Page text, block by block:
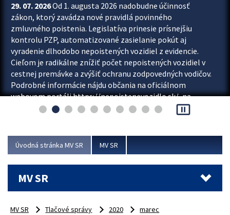
29. 07. 2026Od 1. augusta 2026 nadobudne účinnosť
zákon, ktorý zavádza nové pravidlá povinného
zmluvného poistenia. Legislatíva prinesie prísnejšiu
kontrolu PZP, automatizované zasielanie pokút aj
vyradenie dlhodobo nepoistených vozidiel z evidencie.
Cieľom je radikálne znížiť počet nepoistených vozidiel v
cestnej premávke a zvýšiť ochranu zodpovedných vodičov.
Podrobné informácie nájdu občania na oficiálnom
webovom portáli https://nepoistenevozidlo.sk/, na
ktorom od augusta pribudne aj možnosť overiť si...
pause_presentation
Úvodná stránka MV SR MV SR
MV SR
MV SR Tlačové správy 2020 marec